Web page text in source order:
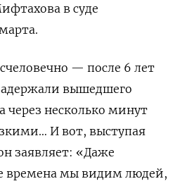
в суде
— после 6 лет
вышедшего
несколько минут
И вот, выступая
заявляет: «Даже
времена мы видим людей,